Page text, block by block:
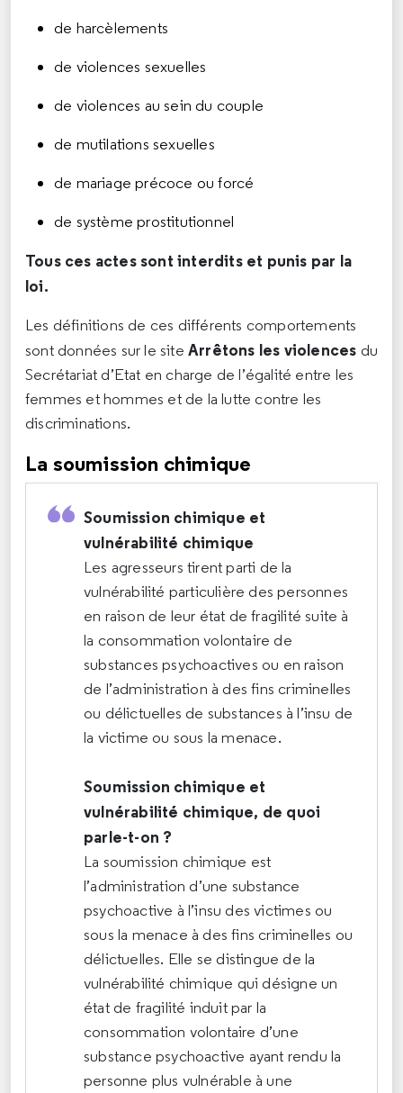
de harcèlements
de violences sexuelles
de violences au sein du couple
de mutilations sexuelles
de mariage précoce ou forcé
de système prostitutionnel
Tous ces actes sont interdits et punis par la
loi.
Les définitions de ces différents comportements
sont données sur le site Arrêtons les violences du
Secrétariat d’Etat en charge de l’égalité entre les
femmes et hommes et de la lutte contre les
discriminations.
La soumission chimique
Soumission chimique et
vulnérabilité chimique
Les agresseurs tirent parti de la
vulnérabilité particulière des personnes
en raison de leur état de fragilité suite à
la consommation volontaire de
substances psychoactives ou en raison
de l’administration à des fins criminelles
ou délictuelles de substances à l’insu de
la victime ou sous la menace.
Soumission chimique et
vulnérabilité chimique, de quoi
parle-t-on ?
La soumission chimique est
l’administration d’une substance
psychoactive à l’insu des victimes ou
sous la menace à des fins criminelles ou
délictuelles. Elle se distingue de la
vulnérabilité chimique qui désigne un
état de fragilité induit par la
consommation volontaire d’une
substance psychoactive ayant rendu la
personne plus vulnérable à une